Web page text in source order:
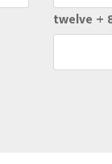
twelve +